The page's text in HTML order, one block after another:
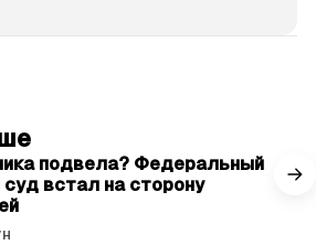
подвела? Федеральный
встал на сторону